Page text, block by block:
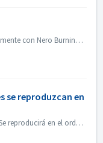
El archivo .nrg no se puede abrir directamente con Nero Burning ROM. Puede grabar el archivo nrg en un disco con Nero Burning ROM. O utilizar el software d...
se reproduzcan en
Cree una compilación de CD de audio. Se reproducirá en el orden en que agregó los archivos. Si crea con otra compilación que se quemará en realidad un disco...